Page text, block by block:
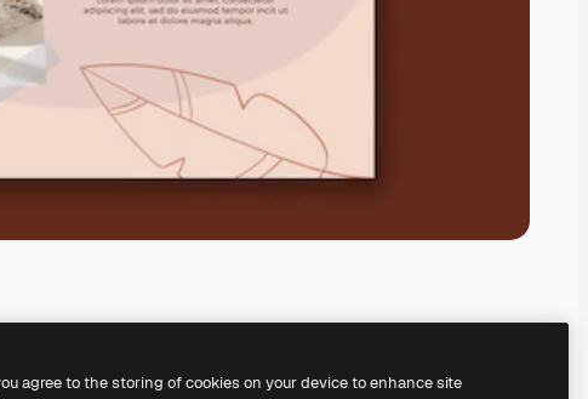
agree to the storing of cookies on your device to enhance site